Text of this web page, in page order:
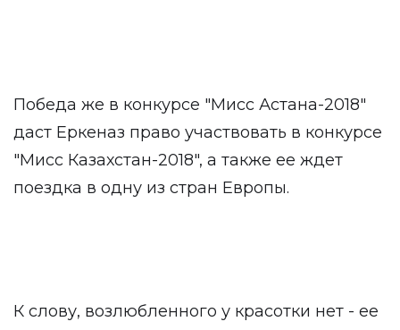
Победа же в конкурсе "Мисс Астана-2018"
даст Еркеназ право участвовать в конкурсе
"Мисс Казахстан-2018", а также ее ждет
поездка в одну из стран Европы.
К слову, возлюбленного у красотки нет - ее